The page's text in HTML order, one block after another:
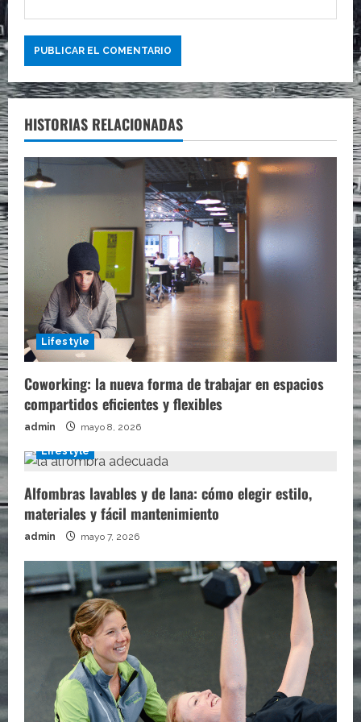
HISTORIAS RELACIONADAS
Lifestyle
Coworking: la nueva forma de trabajar en espacios
compartidos eficientes y flexibles
admin mayo 8, 2026
Lifestyle
Alfombras lavables y de lana: cómo elegir estilo,
materiales y fácil mantenimiento
admin mayo 7, 2026